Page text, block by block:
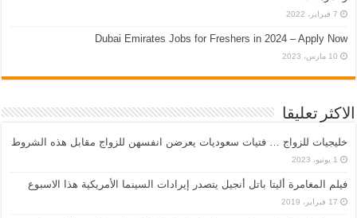
7 فبراير، 2022
Dubai Emirates Jobs for Freshers in 2024 – Apply Now
10 مارس، 2023
الاكثر تعليقا
خليجيات للزواج … فتيات سعوديات يعرضن انفسهن للزواج مقابل هذه الشروط
1 يونيو، 2023
فيلم المغامرة أليتا‭ ‬باتل أنجيل يتصدر إيرادات السينما الأمريكية هذا الاسبوع
17 فبراير، 2019